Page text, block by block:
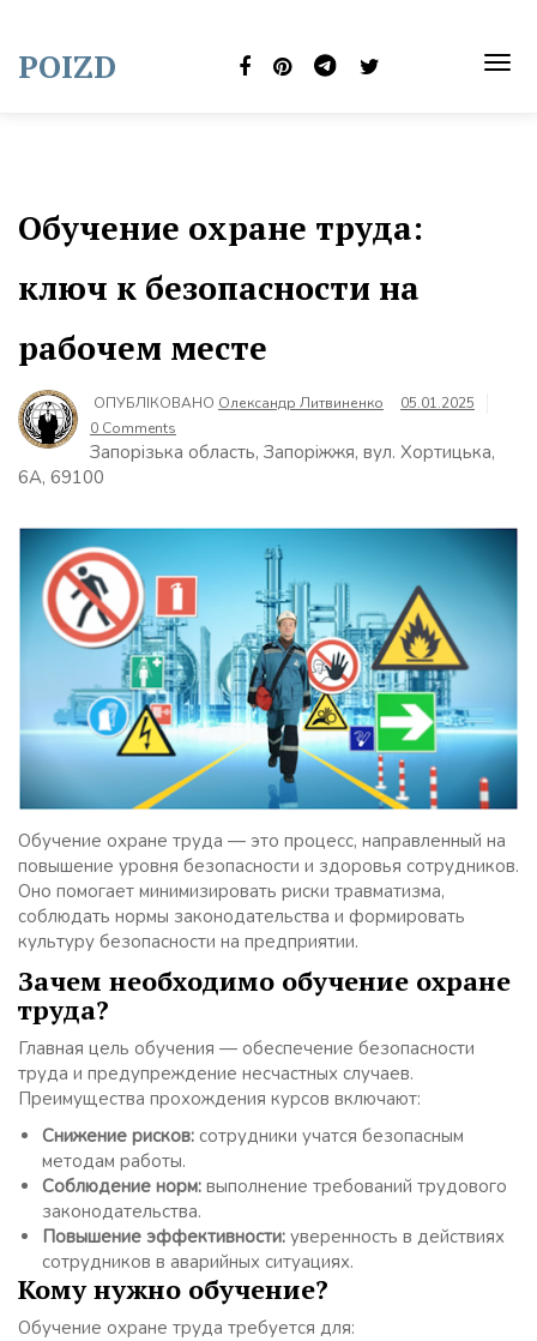
content
POIZD
Обучение охране труда:
ключ к безопасности на
рабочем месте
ОПУБЛІКОВАНО Олександр Литвиненко
05.01.2025
0 Comments
Запорізька область, Запоріжжя, вул. Хортицька,
6А, 69100
Обучение охране труда — это процесс, направленный на
повышение уровня безопасности и здоровья сотрудников.
Оно помогает минимизировать риски травматизма,
соблюдать нормы законодательства и формировать
культуру безопасности на предприятии.
Зачем необходимо обучение охране
труда?
Главная цель обучения — обеспечение безопасности
труда и предупреждение несчастных случаев.
Преимущества прохождения курсов включают:
Снижение рисков: сотрудники учатся безопасным
методам работы.
Соблюдение норм: выполнение требований трудового
законодательства.
Повышение эффективности: уверенность в действиях
сотрудников в аварийных ситуациях.
Кому нужно обучение?
Обучение охране труда требуется для: